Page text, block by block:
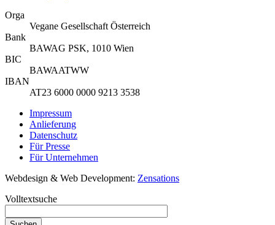
Orga
Vegane Gesellschaft Österreich
Bank
BAWAG PSK, 1010 Wien
BIC
BAWAATWW
IBAN
AT23 6000 0000 9213 3538
Impressum
Anlieferung
Datenschutz
Für Presse
Für Unternehmen
Webdesign & Web Development: Zensations
Volltextsuche